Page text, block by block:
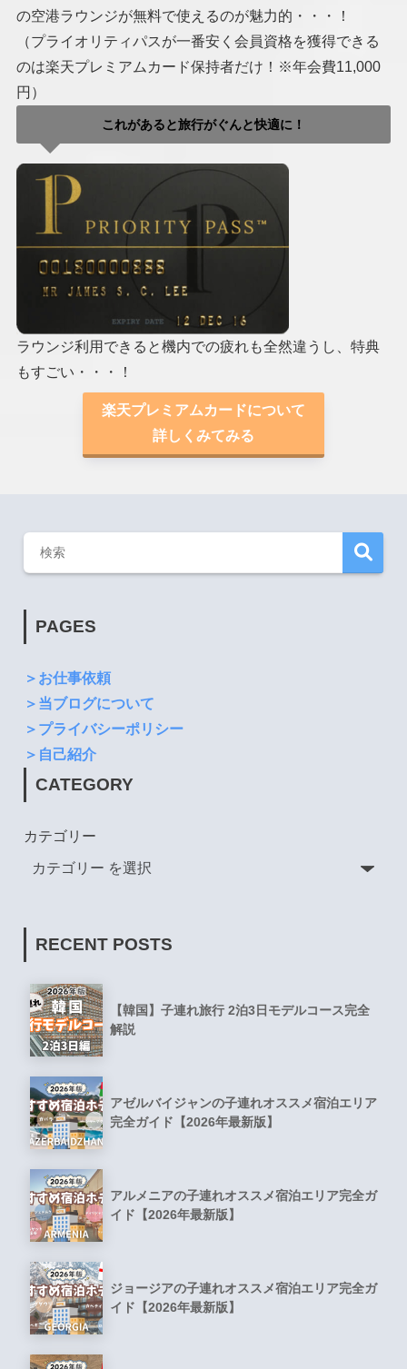
の空港ラウンジが無料で使えるのが魅力的・・・！
（プライオリティパスが一番安く会員資格を獲得できる
のは楽天プレミアムカード保持者だけ！※年会費11,000
円）
これがあると旅行がぐんと快適に！
ラウンジ利用できると機内での疲れも全然違うし、特典
もすごい・・・！
楽天プレミアムカードについて
詳しくみてみる
PAGES
＞お仕事依頼
＞当ブログについて
＞プライバシーポリシー
＞自己紹介
CATEGORY
カテゴリー
RECENT POSTS
【韓国】子連れ旅行 2泊3日モデルコース完全
解説
アゼルバイジャンの子連れオススメ宿泊エリア
完全ガイド【2026年最新版】
アルメニアの子連れオススメ宿泊エリア完全ガ
イド【2026年最新版】
ジョージアの子連れオススメ宿泊エリア完全ガ
イド【2026年最新版】